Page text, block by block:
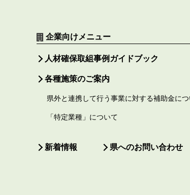
企業向けメニュー
人材確保取組事例ガイドブック
各種施策のご案内
県外と連携して行う事業に対する補助金に
「特定業種」について
新着情報 県へのお問い合わせ